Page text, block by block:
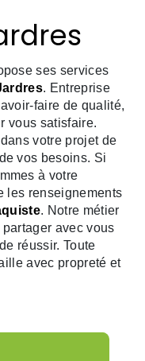
ses services
. Entreprise
faire de qualité,
vous satisfaire.
votre projet de
vos besoins. Si
à votre
les renseignements
. Notre métier
avec vous
réussir. Toute
avec propreté et